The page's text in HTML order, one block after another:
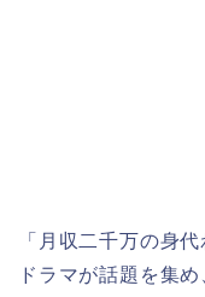
「月収二千万の身
ドラマが話題を集